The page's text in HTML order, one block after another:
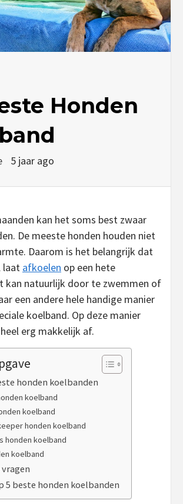
Honden
5 jaar ago
kan het soms best zwaar
De meeste honden houden niet
Daarom is het belangrijk dat
laat afkoelen op een hete
kan natuurlijk door te zwemmen of
een andere hele handige manier
koelband. Op deze manier
erg makkelijk af.
honden koelbanden
koelband
koelband
honden koelband
honden koelband
koelband
5 beste honden koelbanden